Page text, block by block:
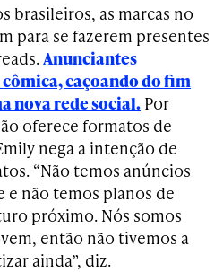
brasileiros, as marcas no
para se fazerem presentes
Anunciantes
caçoando do fim
nova rede social. Por
oferece formatos de
nega a intenção de
“Não temos anúncios
não temos planos de
próximo. Nós somos
então não tivemos a
ainda”, diz.